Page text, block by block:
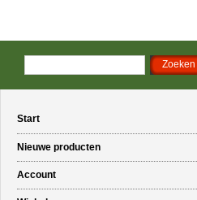
Start
Nieuwe producten
Account